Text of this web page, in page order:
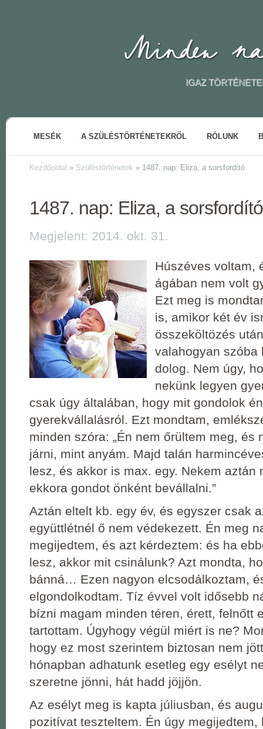
IGAZ
MESÉK A SZÜLÉSTÖRTÉNETEKRŐL RÓLUNK
Kezdőoldal » Szüléstörténetek » 1487. nap: Eliza, a sorsfordító
1487. nap: Eliza, a sorsfordító
Megjelent: 2014. okt. 31.
Húszéves voltam,
ágában nem volt
Ezt meg is
is, amikor két év
összeköltözés
valahogyan szóba
dolog. Nem úgy,
nekünk legyen
csak úgy általában, hogy mit gondolok
gyerekvállalásról. Ezt mondtam,
minden szóra: „Én nem őrültem meg, és
járni, mint anyám. Majd talán
lesz, és akkor is max. egy. Nekem aztán
ekkora gondot önként bevállalni.”
Aztán eltelt kb. egy év, és egyszer csak
együttlétnél ő nem védekezett. Én meg
megijedtem, és azt kérdeztem: és ha
lesz, akkor mit csinálunk? Azt mondta,
bánná… Ezen nagyon elcsodálkoztam,
elgondolkodtam. Tíz évvel volt idősebb
bízni magam minden téren, érett, felnőtt
tartottam. Úgyhogy végül miért is ne?
hogy ez most szerintem biztosan nem
hónapban adhatunk esetleg egy esélyt
szeretne jönni, hát hadd jöjjön.
Az esélyt meg is kapta júliusban, és
pozitívat teszteltem. Én úgy megijedtem,